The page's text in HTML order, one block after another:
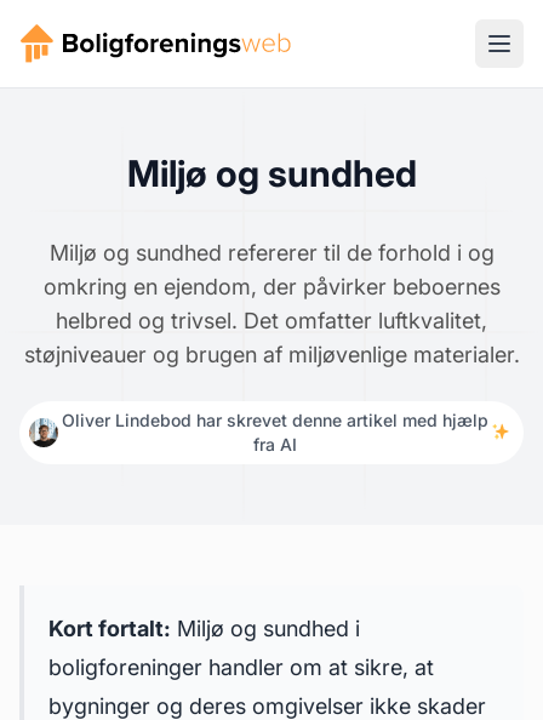
Miljø og sundhed
Miljø og sundhed refererer til de forhold i og
omkring en ejendom, der påvirker beboernes
helbred og trivsel. Det omfatter luftkvalitet,
støjniveauer og brugen af miljøvenlige materialer.
Oliver Lindebod har skrevet denne artikel med hjælp
fra AI
Kort fortalt: Miljø og sundhed i
boligforeninger handler om at sikre, at
bygninger og deres omgivelser ikke skader